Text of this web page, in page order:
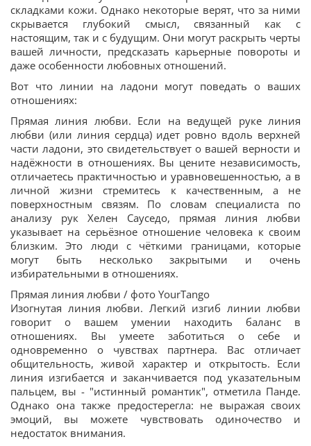
складками кожи. Однако некоторые верят, что за ними
скрывается глубокий смысл, связанный как с
настоящим, так и с будущим. Они могут раскрыть черты
вашей личности, предсказать карьерные повороты и
даже особенности любовных отношений.
Вот что линии на ладони могут поведать о ваших
отношениях:
Прямая линия любви. Если на ведущей руке линия
любви (или линия сердца) идет ровно вдоль верхней
части ладони, это свидетельствует о вашей верности и
надёжности в отношениях. Вы цените независимость,
отличаетесь практичностью и уравновешенностью, а в
личной жизни стремитесь к качественным, а не
поверхностным связям. По словам специалиста по
анализу рук Хелен Сауседо, прямая линия любви
указывает на серьёзное отношение человека к своим
близким. Это люди с чёткими границами, которые
могут быть несколько закрытыми и очень
избирательными в отношениях.
Прямая линия любви / фото YourTango
Изогнутая линия любви. Легкий изгиб линии любви
говорит о вашем умении находить баланс в
отношениях. Вы умеете заботиться о себе и
одновременно о чувствах партнера. Вас отличает
общительность, живой характер и открытость. Если
линия изгибается и заканчивается под указательным
пальцем, вы - "истинный романтик", отметила Панде.
Однако она также предостерегла: не выражая своих
эмоций, вы можете чувствовать одиночество и
недостаток внимания.